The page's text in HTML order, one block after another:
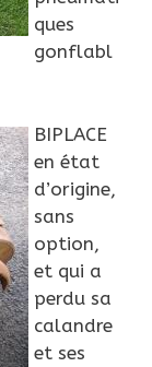
ques
gonflabl
BIPLACE
en état
d’origine,
sans
option,
et qui a
perdu sa
calandre
et ses